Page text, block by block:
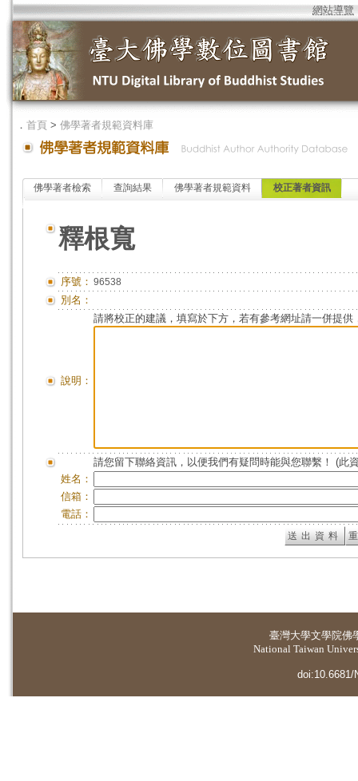
網站導覽
． 首頁 > 佛學著者規範資料庫
佛學著者檢索 查詢結果 佛學著者規範資料 校正著者資訊
釋根寬
序號： 96538
別名：
說明：
請將校正的建議，填寫於下方，若有參考網址請一併提供
請您留下聯絡資訊，以便我們有疑問時能與您聯繫！ (此
姓名：
信箱：
電話：
臺灣大學文學院佛
National Taiwan
doi:10.6681/